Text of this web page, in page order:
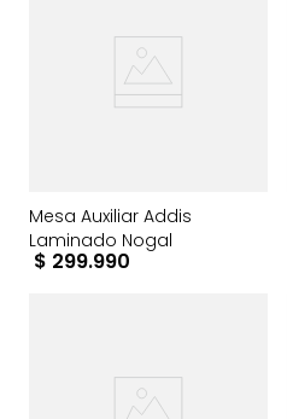
Mesa Auxiliar Addis
Laminado Nogal
$ 299.990